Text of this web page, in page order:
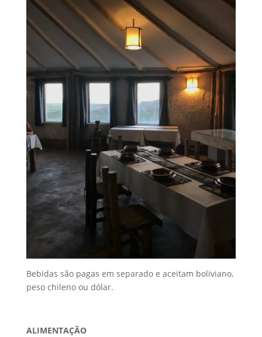
Bebidas são pagas em separado e aceitam boliviano,
peso chileno ou dólar.
ALIMENTAÇÃO